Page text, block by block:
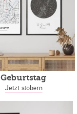
Geburtstag
Jetzt stöbern